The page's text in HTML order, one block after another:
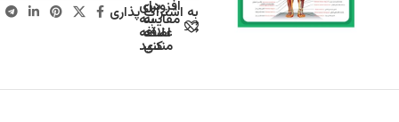
برای
مقایسه
اضافه
کنید
افزودن
به
علاقه
مندی
به اشتراک پذاری